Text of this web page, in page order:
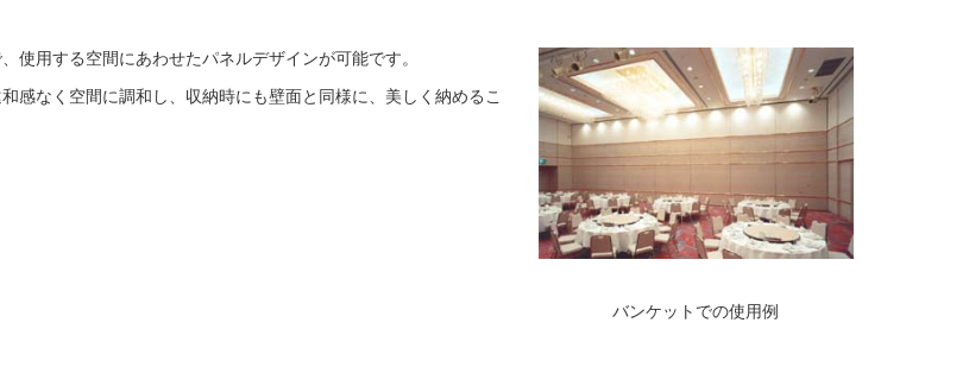
使用する空間にあわせたパネルデザインが可能です。
感なく空間に調和し、収納時にも壁面と同様に、美しく納めるこ
バンケットでの使用例